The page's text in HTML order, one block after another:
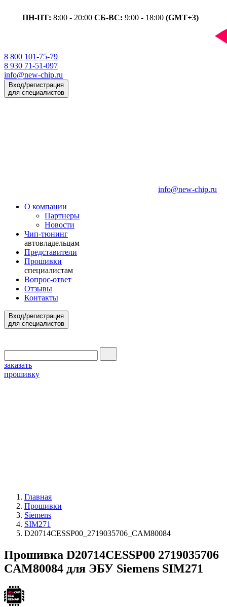
ПН-ПТ: 8:00 - 20:00 СБ-ВС: 9:00 - 18:00 (GMT+3)
8 800 101-75-79
8 930 71-51-097
info@new-chip.ru
Вход/регистрация
для специалистов
info@new-chip.ru
О компании
Партнеры
Новости
Чип-тюнинг
автовладельцам
Представители
Прошивки
специалистам
Вопрос-ответ
Отзывы
Контакты
Вход/регистрация
для специалистов
заказать
прошивку
Главная
Прошивки
Siemens
SIM271
D20714CESSP00_2719035706_CAM80084
Прошивка D20714CESSP00 2719035706
CAM80084 для ЭБУ Siemens SIM271